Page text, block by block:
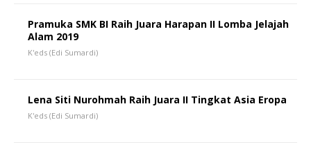
Pramuka SMK BI Raih Juara Harapan II Lomba Jelajah
Alam 2019
K'eds (Edi Sumardi)
Lena Siti Nurohmah Raih Juara II Tingkat Asia Eropa
K'eds (Edi Sumardi)